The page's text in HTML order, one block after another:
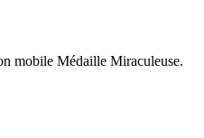
mobile Médaille Miraculeuse.